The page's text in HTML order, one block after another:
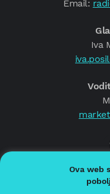
Email:
Iva
©
Ova web